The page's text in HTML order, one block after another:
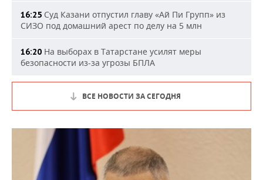
16:25 Суд Казани отпустил главу «Ай Пи Групп» из
СИЗО под домашний арест по делу на 5 млн
16:20 На выборах в Татарстане усилят меры
безопасности из-за угрозы БПЛА
ВСЕ НОВОСТИ ЗА СЕГОДНЯ